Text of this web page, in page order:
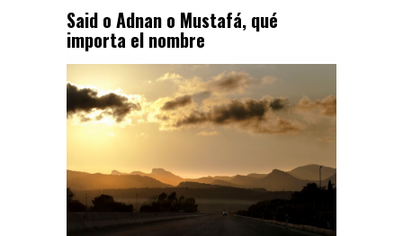
Said o Adnan o Mustafá, qué
importa el nombre